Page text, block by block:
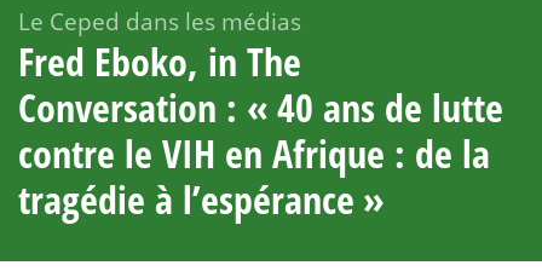
Le Ceped dans les médias
Fred Eboko, in The
Conversation : «40 ans de lutte
contre le VIH en Afrique : de la
tragédie à l’espérance »